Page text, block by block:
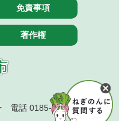
免責事項
著作権
電話 0185-52-2111